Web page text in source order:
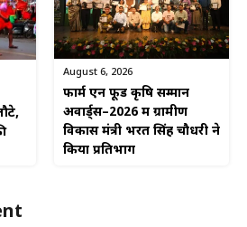
August 6, 2026
फार्म एन फूड कृषि सम्मान
अवार्ड्स–2026 में ग्रामीण
विकास मंत्री भरत सिंह चौधरी ने
किया प्रतिभाग